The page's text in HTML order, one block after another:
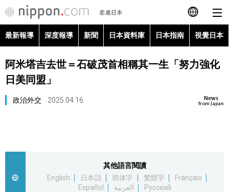
日本語
English
最新報導
最新報導 深度報導 新聞 日本資料庫 日本指南 視覺日本
阿米塔吉去世＝石破茂首相稱其一生「努力強化
日美同盟」
News
from Japan
政治外交 2025.04.16
其他語言閱讀
English
日本語 简体字 繁體字
Français
Español
العربية Русский